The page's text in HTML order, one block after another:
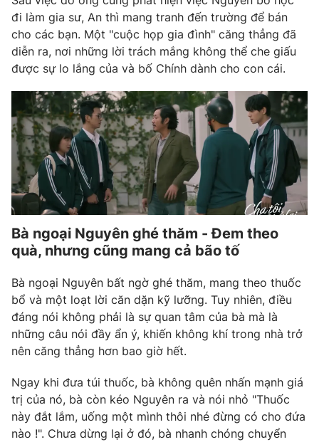
đi làm gia sư, An thì mang tranh đến trường để bán
cho các bạn. Một "cuộc họp gia đình" căng thẳng đã
diễn ra, nơi những lời trách mắng không thể che giấu
được sự lo lắng của và bố Chính dành cho con cái.
Bà ngoại Nguyên ghé thăm - Đem theo
quà, nhưng cũng mang cả bão tố
Bà ngoại Nguyên bất ngờ ghé thăm, mang theo thuốc
bổ và một loạt lời căn dặn kỹ lưỡng. Tuy nhiên, điều
đáng nói không phải là sự quan tâm của bà mà là
những câu nói đầy ẩn ý, khiến không khí trong nhà trở
nên căng thẳng hơn bao giờ hết.
Ngay khi đưa túi thuốc, bà không quên nhấn mạnh giá
trị của nó, bà còn kéo Nguyên ra và nói nhỏ "Thuốc
này đắt lắm, uống một mình thôi nhé đừng có cho đứa
nào !". Chưa dừng lại ở đó, bà nhanh chóng chuyển